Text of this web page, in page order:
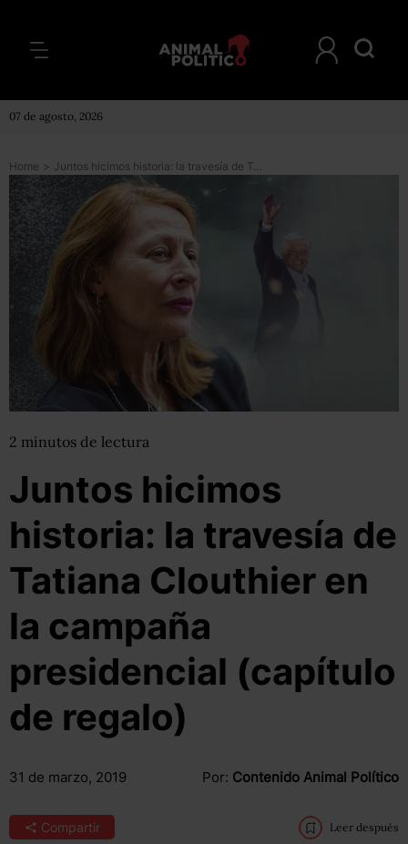
07 de agosto, 2026
Home > Juntos hicimos historia: la travesía de Tatiana Clouthier en la campaña presidencial (capítulo de regalo)
2 minutos de lectura
Juntos hicimos
historia: la travesía de
Tatiana Clouthier en
la campaña
presidencial (capítulo
de regalo)
31 de marzo, 2019 Por: Contenido Animal Político
Compartir Leer después